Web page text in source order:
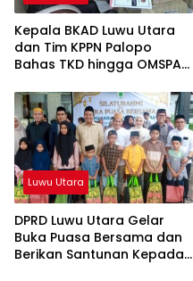
Kepala BKAD Luwu Utara
dan Tim KPPN Palopo
Bahas TKD hingga OMSPAN
Luwu Utara
DPRD Luwu Utara Gelar
Buka Puasa Bersama dan
Berikan Santunan Kepada